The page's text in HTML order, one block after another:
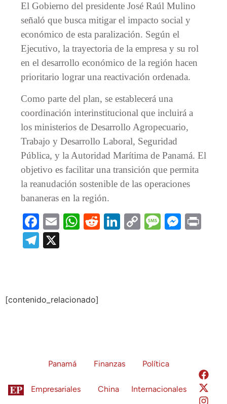
El Gobierno del presidente José Raúl Mulino
señaló que busca mitigar el impacto social y
económico de esta paralización. Según el
Ejecutivo, la trayectoria de la empresa y su rol
en el desarrollo económico de la región hacen
prioritario lograr una reactivación ordenada.
Como parte del plan, se establecerá una
coordinación interinstitucional que incluirá a
los ministerios de Desarrollo Agropecuario,
Trabajo y Desarrollo Laboral, Seguridad
Pública, y la Autoridad Marítima de Panamá. El
objetivo es facilitar una transición que permita
la reanudación sostenible de las operaciones
bananeras en la región.
Facebook
EmailWhatsApp
RedditLinkedIn
CopyMessage
Telegram
[contenido_relacionado]
Panamá Finanzas Política
Empresariales China Internacionales